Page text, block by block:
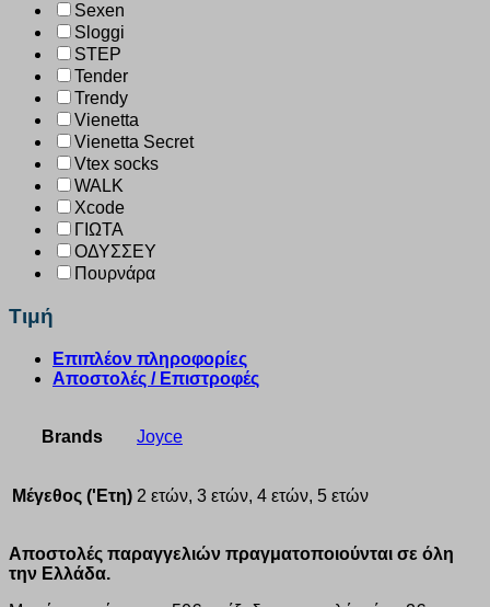
Sexen
Sloggi
STEP
Tender
Trendy
Vienetta
Vienetta Secret
Vtex socks
WALK
Xcode
ΓΙΩΤΑ
ΟΔΥΣΣΕΥ
Πουρνάρα
Τιμή
Επιπλέον πληροφορίες
Αποστολές / Επιστροφές
Brands Joyce
Μέγεθος ('Ετη) 2 ετών, 3 ετών, 4 ετών, 5 ετών
Αποστολές παραγγελιών πραγματοποιούνται σε όλη
την Ελλάδα.